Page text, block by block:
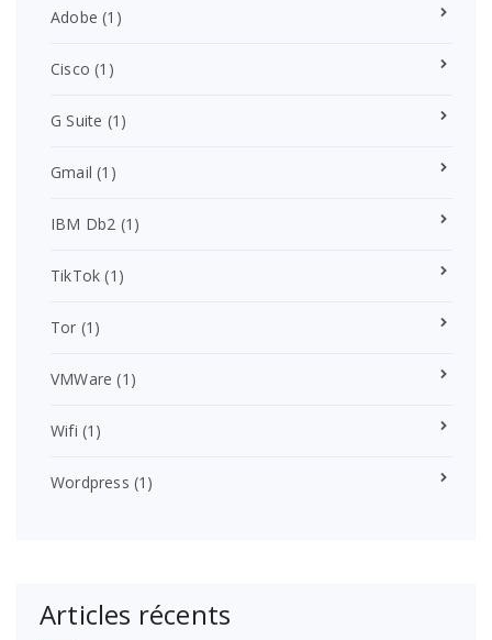
Adobe (1)
Cisco (1)
G Suite (1)
Gmail (1)
IBM Db2 (1)
TikTok (1)
Tor (1)
VMWare (1)
Wifi (1)
Wordpress (1)
Articles récents